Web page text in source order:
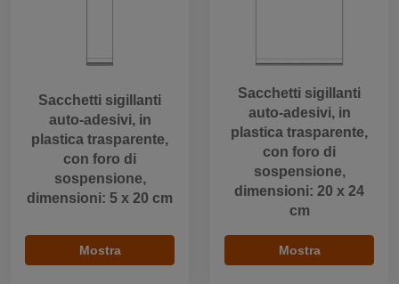
Sacchetti sigillanti
auto-adesivi, in
plastica trasparente,
con foro di
sospensione,
dimensioni: 5 x 20 cm
Mostra
Sacchetti sigillanti
auto-adesivi, in
plastica trasparente,
con foro di
sospensione,
dimensioni: 20 x 24
cm
Mostra